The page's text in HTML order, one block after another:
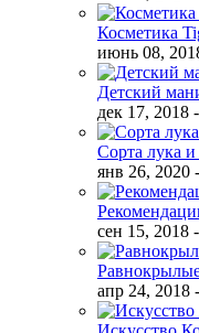
Косметика
июнь 08,
Детский
дек 17, 2018
Сорта лука
янв 26, 2020
сен 15, 2018
апр 24, 2018